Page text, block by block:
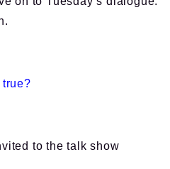
to the talk show